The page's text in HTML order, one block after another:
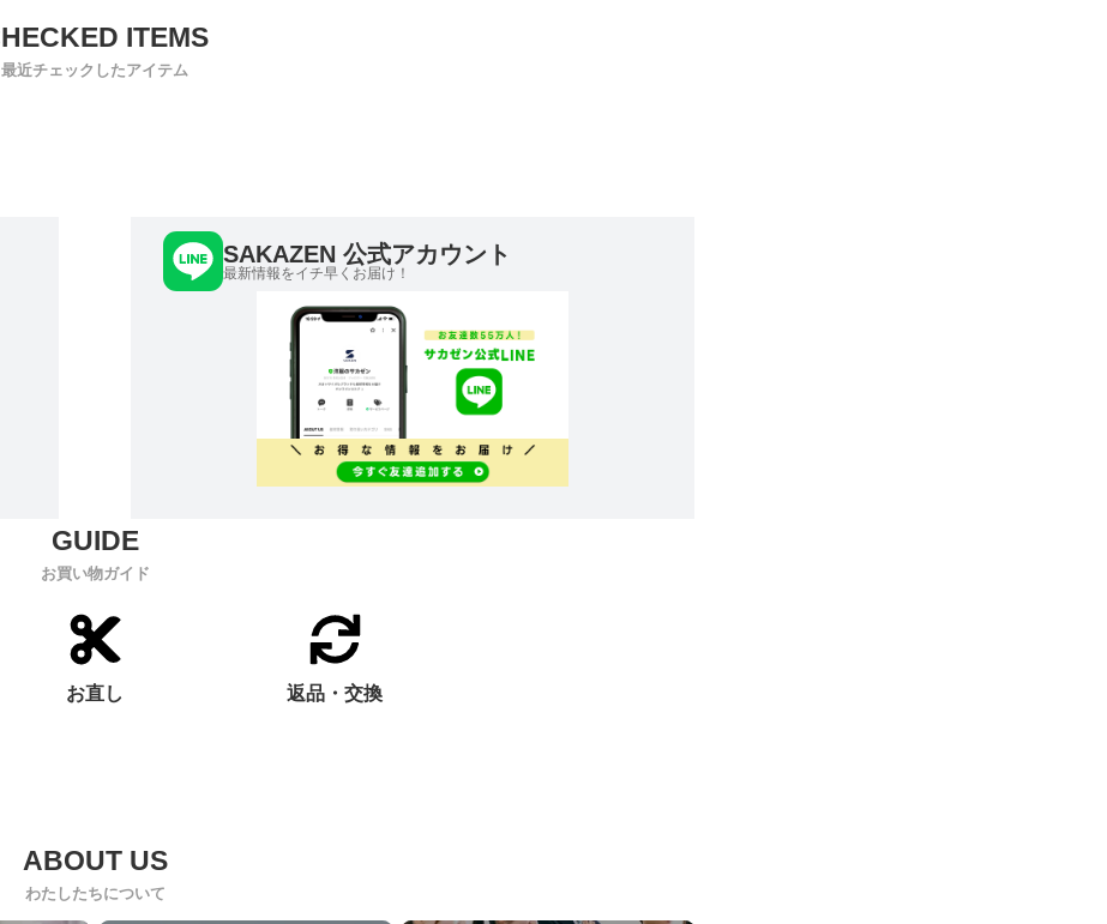
最近チェックしたアイテム
SAKAZEN 公式アカウント
最新情報をイチ早くお届け！
お買い物ガイド
お直し 返品・交換
わたしたちについて